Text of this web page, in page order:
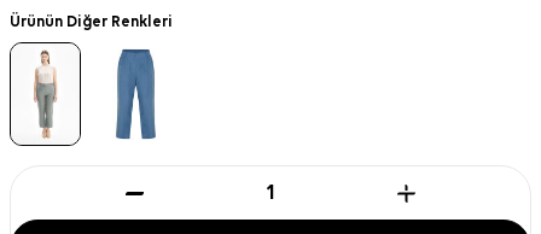
Ürünün Diğer Renkleri